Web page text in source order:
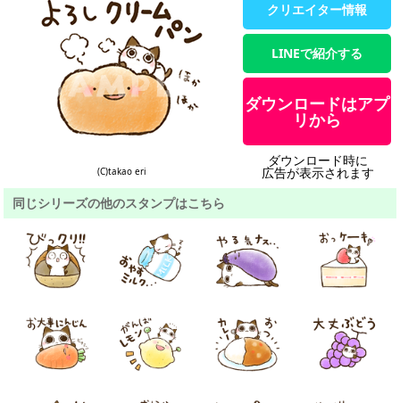
(C)takao eri
クリエイター情報
LINEで紹介する
ダウンロードはアプ
リから
ダウンロード時に
広告が表示されます
同じシリーズの他のスタンプはこちら